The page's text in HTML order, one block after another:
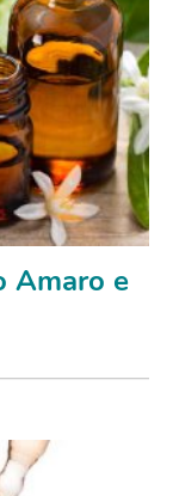
Amaro e